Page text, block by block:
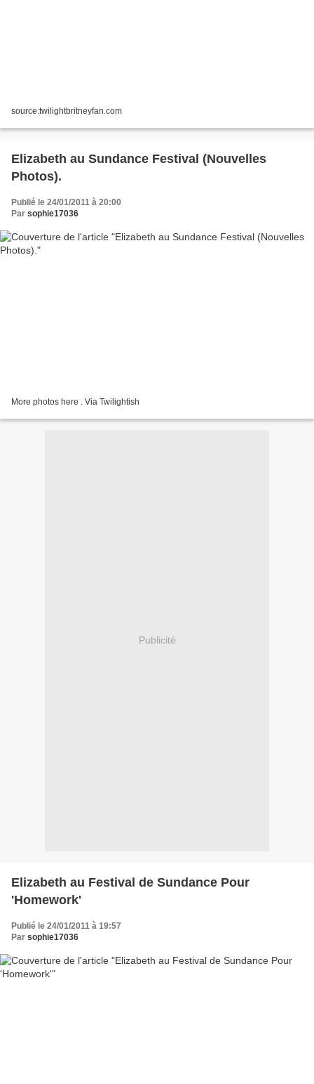
source:twilightbritneyfan.com
Elizabeth au Sundance Festival (Nouvelles
Photos).
Publié le 24/01/2011 à 20:00
Par sophie17036
More photos here . Via Twilightish
Publicité
Elizabeth au Festival de Sundance Pour
'Homework'
Publié le 24/01/2011 à 19:57
Par sophie17036